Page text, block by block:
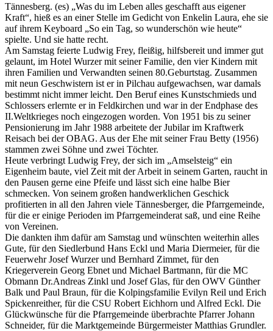
Tännesberg. (es) „Was du im Leben alles geschafft aus eigener
Kraft“, hieß es an einer Stelle im Gedicht von Enkelin Laura, ehe sie
auf ihrem Keyboard „So ein Tag, so wunderschön wie heute“
spielte. Und sie hatte recht.
Am Samstag feierte Ludwig Frey, fleißig, hilfsbereit und immer gut
gelaunt, im Hotel Wurzer mit seiner Familie, den vier Kindern mit
ihren Familien und Verwandten seinen 80.Geburtstag. Zusammen
mit neun Geschwistern ist er in Pilchau aufgewachsen, war damals
bestimmt nicht immer leicht. Den Beruf eines Kunstschmieds und
Schlossers erlernte er in Feldkirchen und war in der Endphase des
II.Weltkrieges noch eingezogen worden. Von 1951 bis zu seiner
Pensionierung im Jahr 1988 arbeitete der Jubilar im Kraftwerk
Reisach bei der OBAG. Aus der Ehe mit seiner Frau Betty (1956)
stammen zwei Söhne und zwei Töchter.
Heute verbringt Ludwig Frey, der sich im „Amselsteig“ ein
Eigenheim baute, viel Zeit mit der Arbeit in seinem Garten, raucht in
den Pausen gerne eine Pfeife und lässt sich eine halbe Bier
schmecken. Von seinem großen handwerklichen Geschick
profitierten in all den Jahren viele Tännesberger, die Pfarrgemeinde,
für die er einige Perioden im Pfarrgemeinderat saß, und eine Reihe
von Vereinen.
Die dankten ihm dafür am Samstag und wünschten weiterhin alles
Gute, für den Siedlerbund Hans Eckl und Maria Diermeier, für die
Feuerwehr Josef Wurzer und Bernhard Zimmet, für den
Kriegerverein Georg Ebnet und Michael Bartmann, für die MC
Obmann Dr.Andreas Zinkl und Josef Glas, für den OWV Günther
Balk und Paul Braun, für die Kolpingsfamilie Evilyn Reil und Erich
Spickenreither, für die CSU Robert Eichhorn und Alfred Eckl. Die
Glückwünsche für die Pfarrgemeinde überbrachte Pfarrer Johann
Schneider, für die Marktgemeinde Bürgermeister Matthias Grundler.